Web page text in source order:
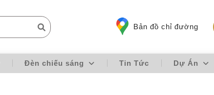
Bản đồ chỉ đường
Đèn chiếu sáng Tin Tức Dự Án